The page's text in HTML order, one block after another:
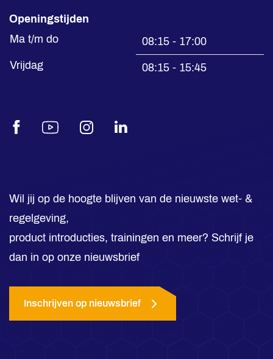
Openingstijden
Ma t/m do
08:15 - 17:00
Vrijdag
08:15 - 15:45
FacebookYoutubeInstagramLinkedIn
Wil jij op de hoogte blijven van de nieuwste wet- &
regelgeving,
product introducties, trainingen en meer? Schrijf je
dan in op onze nieuwsbrief
Inschrijven op nieuwsbrief